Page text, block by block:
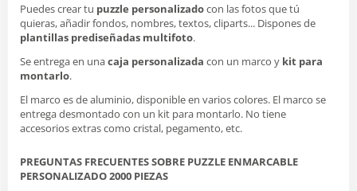
Puedes crear tu puzzle personalizadocon las fotos que tú
quieras, añadir fondos, nombres, textos, cliparts... Dispones de
plantillas prediseñadas multifoto.
Se entrega en unacaja personalizada con un marco y kit para
montarlo.
El marco es de aluminio, disponible en varios colores. El marco se
entrega desmontado con un kit para montarlo. No tiene
accesorios extras como cristal, pegamento, etc.
PREGUNTAS FRECUENTES SOBRE PUZZLE ENMARCABLE
PERSONALIZADO 2000 PIEZAS